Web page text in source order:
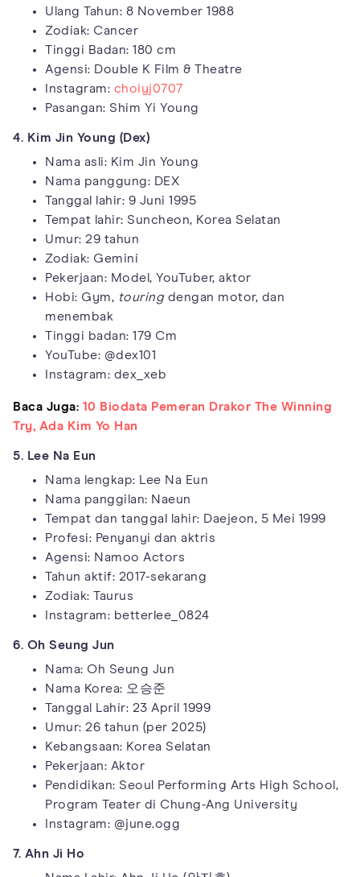
Ulang Tahun: 8 November 1988
Zodiak: Cancer
Tinggi Badan: 180 cm
Agensi: Double K Film & Theatre
Instagram: choiyj0707
Pasangan: Shim Yi Young
4. Kim Jin Young (Dex)
Nama asli: Kim Jin Young
Nama panggung: DEX
Tanggal lahir: 9 Juni 1995
Tempat lahir: Suncheon, Korea Selatan
Umur: 29 tahun
Zodiak: Gemini
Pekerjaan: Model, YouTuber, aktor
Hobi: Gym, touringdengan motor, dan
menembak
Tinggi badan: 179 Cm
YouTube: @dex101
Instagram: dex_xeb
Baca Juga: 10 Biodata Pemeran Drakor The Winning
Try, Ada Kim Yo Han
5. Lee Na Eun
Nama lengkap: Lee Na Eun
Nama panggilan: Naeun
Tempat dan tanggal lahir: Daejeon, 5 Mei 1999
Profesi: Penyanyi dan aktris
Agensi: Namoo Actors
Tahun aktif: 2017-sekarang
Zodiak: Taurus
Instagram: betterlee_0824
6. Oh Seung Jun
Nama: Oh Seung Jun
Nama Korea: 오승준
Tanggal Lahir: 23 April 1999
Umur: 26 tahun (per 2025)
Kebangsaan: Korea Selatan
Pekerjaan: Aktor
Pendidikan: Seoul Performing Arts High School,
Program Teater di Chung-Ang University
Instagram: @june.ogg
7. Ahn Ji Ho